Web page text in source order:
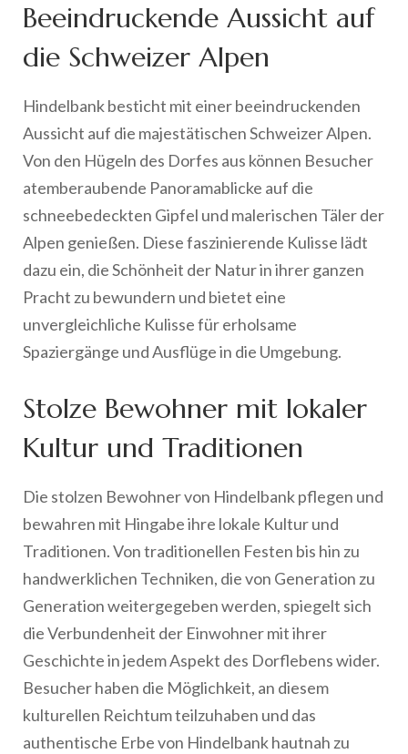
Beeindruckende Aussicht auf
die Schweizer Alpen
Hindelbank besticht mit einer beeindruckenden
Aussicht auf die majestätischen Schweizer Alpen.
Von den Hügeln des Dorfes aus können Besucher
atemberaubende Panoramablicke auf die
schneebedeckten Gipfel und malerischen Täler der
Alpen genießen. Diese faszinierende Kulisse lädt
dazu ein, die Schönheit der Natur in ihrer ganzen
Pracht zu bewundern und bietet eine
unvergleichliche Kulisse für erholsame
Spaziergänge und Ausflüge in die Umgebung.
Stolze Bewohner mit lokaler
Kultur und Traditionen
Die stolzen Bewohner von Hindelbank pflegen und
bewahren mit Hingabe ihre lokale Kultur und
Traditionen. Von traditionellen Festen bis hin zu
handwerklichen Techniken, die von Generation zu
Generation weitergegeben werden, spiegelt sich
die Verbundenheit der Einwohner mit ihrer
Geschichte in jedem Aspekt des Dorflebens wider.
Besucher haben die Möglichkeit, an diesem
kulturellen Reichtum teilzuhaben und das
authentische Erbe von Hindelbank hautnah zu